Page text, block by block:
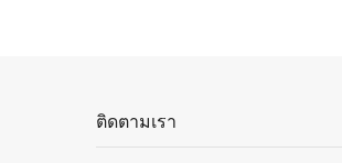
ติดตามเรา